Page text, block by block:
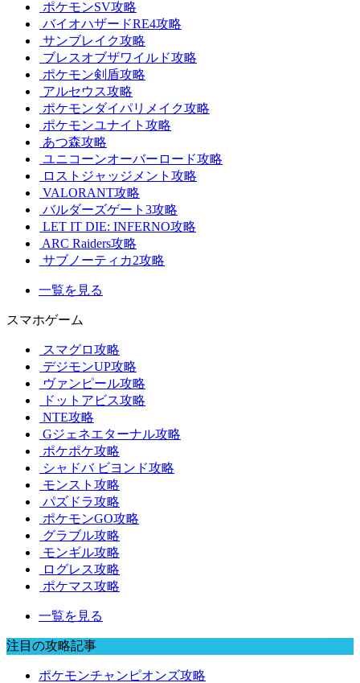
ポケモンSV攻略
バイオハザードRE4攻略
サンブレイク攻略
ブレスオブザワイルド攻略
ポケモン剣盾攻略
アルセウス攻略
ポケモンダイパリメイク攻略
ポケモンユナイト攻略
あつ森攻略
ユニコーンオーバーロード攻略
ロストジャッジメント攻略
VALORANT攻略
バルダーズゲート3攻略
LET IT DIE: INFERNO攻略
ARC Raiders攻略
サブノーティカ2攻略
一覧を見る
スマホゲーム
スマグロ攻略
デジモンUP攻略
ヴァンピール攻略
ドットアビス攻略
NTE攻略
Gジェネエターナル攻略
ポケポケ攻略
シャドバ ビヨンド攻略
モンスト攻略
パズドラ攻略
ポケモンGO攻略
グラブル攻略
モンギル攻略
ログレス攻略
ポケマス攻略
一覧を見る
注目の攻略記事
ポケモンチャンピオンズ攻略